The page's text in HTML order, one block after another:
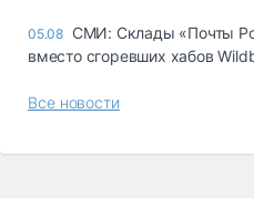
05.08 СМИ: Склады «Почты
вместо сгоревших хабов
Все новости